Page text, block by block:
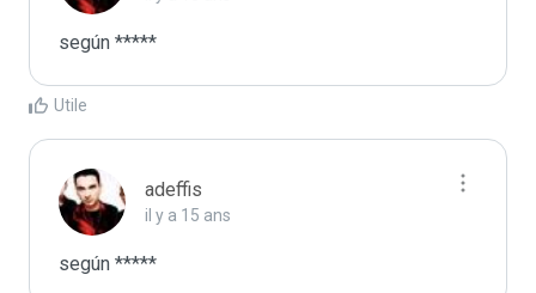
según *****
Utile
adeffis
il y a 15 ans
según *****